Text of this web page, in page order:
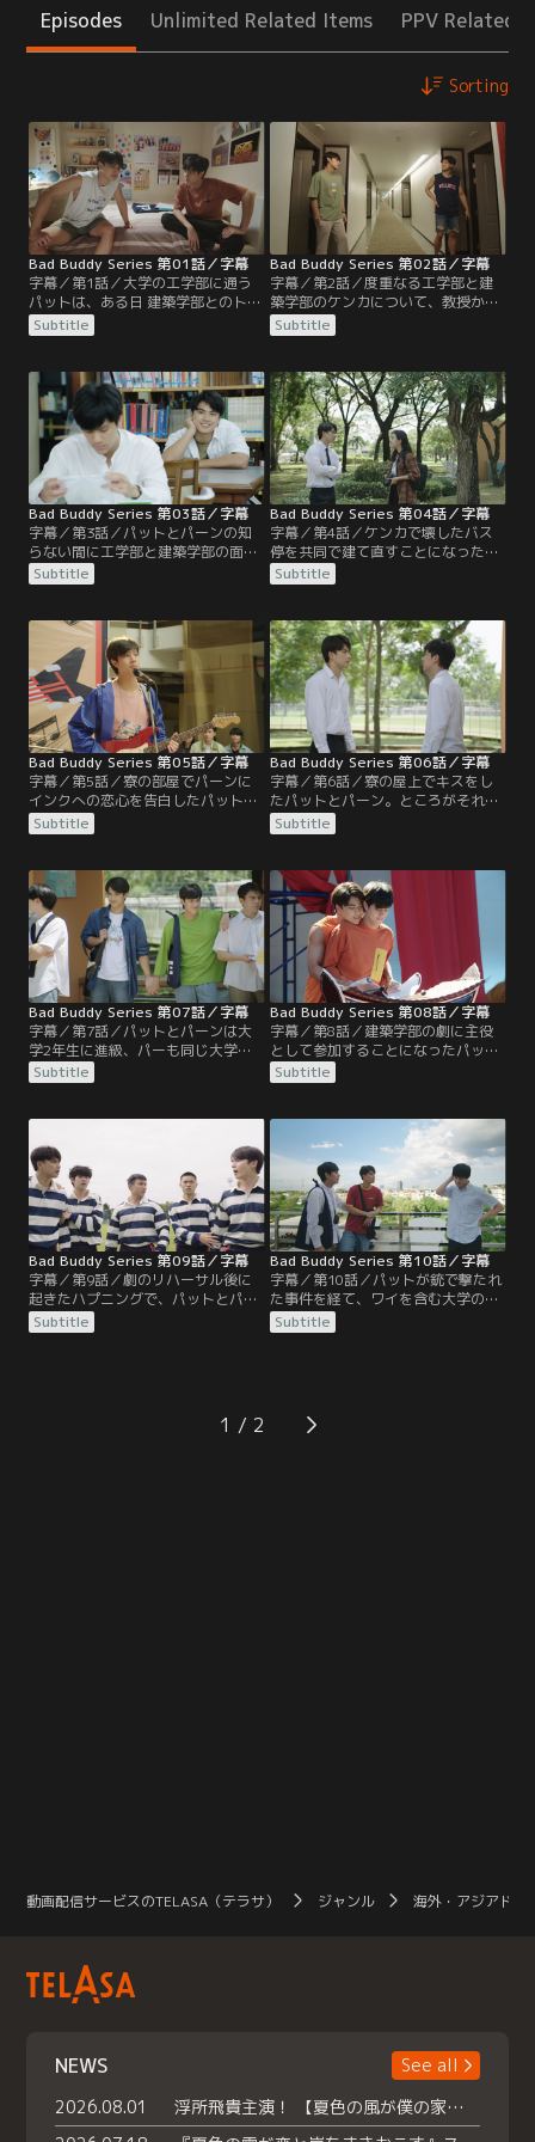
Episodes Unlimited Related Items PPV Related
Sorting
Bad Buddy Series 第01話／字幕
字幕／第1話／大学の工学部に通う
パットは、ある日 建築学部とのトラ
ブルをきっかけに、幼なじみである
パーンと再会する。実はこの2人、
おり、家同士が犬猿の仲だった。日
頃から険悪だった工学部と建築学部
でもケンカが勃発するが、パットは
子供時代のある事情から、妹のパー
に“パーンを守る”と約束させられて
しまう。
Subtitle
Bad Buddy Series 第02話／字幕
字幕／第2話／度重なる工学部と建
築学部のケンカについて、教授から
警告されたパットとパーンは、隠れ
て連絡を取り合いながら互いを避け
の配達員が向かいの部屋に住むパッ
トとパーンの料理を取り違えるトラ
ブルが起きる。2人は互いの部屋を
知らないため、パットは相手を女子
学生だと思い込み、顔を合わせない
まま猛アタックを開始。
Subtitle
Bad Buddy Series 第03話／字幕
字幕／第3話／パットとパーンの知
らない間に工学部と建築学部の面々
がケンカ騒ぎを起こし、かつて両学
部が共同で作ったバス停を破壊。先
腹で修理することになってしまう。
しかし、争いの原因を作ったのは工
学部であり、それを知ったパットは
苦境のパーンを助けようとする。
Subtitle
Bad Buddy Series 第04話／字幕
字幕／第4話／ケンカで壊したバス
停を共同で建て直すことになった工
学部と建築学部。その活動が学内誌
に取り上げられることになり、コミ
に来る。実は、インクはパットとパ
ーンの高校時代の同級生。パットは
とっさにインクを連れ出し、パット
とパーンが幼なじみであることを秘
密にするよう頼む。
Subtitle
Bad Buddy Series 第05話／字幕
字幕／第5話／寮の部屋でパーンに
インクへの恋心を告白したパット。
アプローチのため、早速パーに相談
して相手の気持ちを見極めるポイン
出かける。ところが、やればやるほ
どインクよりもパーンといる時にポ
イントに当てはまってしまう自分に
激しく混乱する。一方、そのせいで
態度がおかしいパットに、パーンも
振り回されて戸惑うばかり。
Subtitle
Bad Buddy Series 第06話／字幕
字幕／第6話／寮の屋上でキスをし
たパットとパーン。ところがそれ以
来、パーンはパットを露骨に避ける
ようになる。一方、自分の本当の気
態度に混乱し、真意を確かめように
も無視されてしまう状況にイライラ
を募らせる。
Subtitle
Bad Buddy Series 第07話／字幕
字幕／第7話／パットとパーンは大
学2年生に進級、パーも同じ大学に
新入生として通い始める。前年のボ
ランティア合宿で、「先に好きにな
たパットとパーンは、お互いに思わ
せぶりなメッセージを送り合った
り、別の友達と仲良くしているのを
見せつけたりと口説き合戦を繰り広
げる。
Subtitle
Bad Buddy Series 第08話／字幕
字幕／第8話／建築学部の劇に主役
として参加することになったパッ
ト。練習で四六時中パーンと一緒に
いられるのがうれしく、すっかり恋
うに。それがコーンたちや劇のメン
バーの間でウワサの的になり、慎重
派のパーンは周囲にバレないかと気
が気ではない。一方、パーはインク
に憧れ新聞部に入部。
Subtitle
Bad Buddy Series 第09話／字幕
字幕／第9話／劇のリハーサル後に
起きたハプニングで、パットとパー
ンの仲は皆が知るものとなった。イ
ンクやパーは応援してくれるが、ワ
パットとワイが所属するラグビー部
が他大学と試合を行うが、2人の険
Subtitle
Bad Buddy Series 第10話／字幕
字幕／第10話／パットが銃で撃たれ
た事件を経て、ワイを含む大学の友
人たちから関係を認めてもらえるよ
うになったパットとパーン。さらに
先、パットの家の元従業員で、今は
パーンの父親の下で働くチャイの話
Subtitle
1
動画配信サービスのTELASA（テラサ） ジャンル 海外・アジアドラ
NEWS
See all
2026.08.01
浮所飛貴主演！ 【夏色の風が僕の家にやってきた】 本日よりテラサで独占配信スタート！